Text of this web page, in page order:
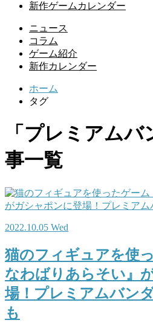
新作ゲームカレンダー
ニュース
コラム
ゲーム紹介
新作カレンダー
ホーム
タグ
「プレミアム
事一覧
2022.10.05 Wed
猫のフィギュアを使
なわばりあらそい』
場！プレミアムバン
も